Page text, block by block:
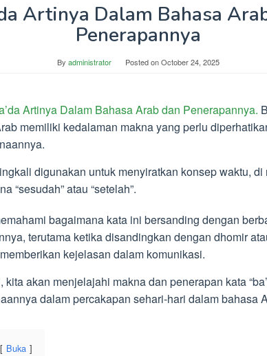
Artinya Dalam Bahasa
Penerapannya
By administrator Posted onOctober 24, 2025
Artinya Dalam Bahasa Arab dan Penerapannya.
memiliki kedalaman makna yang perlu
digunakan untuk menyiratkan konsep waktu,
“sesudah” atau “setelah”.
bagaimana kata ini bersanding dengan
terutama ketika disandingkan dengan dhomir
kejelasan dalam komunikasi.
kita akan menjelajahi makna dan penerapan kata
dalam percakapan sehari-hari dalam bahasa
Buka